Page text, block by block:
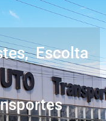
Escolta